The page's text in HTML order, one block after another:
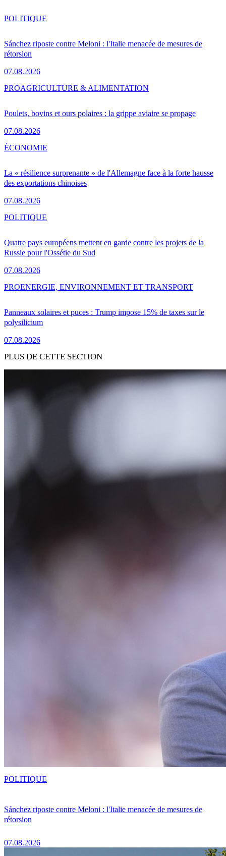
Sánchez riposte contre Meloni : l'Italie menacée de mesures de
rétorsion
07.08.2026
POLITIQUE
Poulets, bovins et ours polaires : la grippe aviaire se propage
07.08.2026
PROAGRICULTURE & ALIMENTATION
La « résilience surprenante » de l'Allemagne face à la forte hausse
des exportations chinoises
07.08.2026
ÉCONOMIE
Quatre pays européens mettent en garde contre les projets de la
Russie pour l'Ossétie du Sud
07.08.2026
POLITIQUE
Panneaux solaires et puces : Trump impose 15% de taxes sur le
polysilicium
07.08.2026
PROENERGIE, ENVIRONNEMENT ET TRANSPORT
PLUS DE CETTE SECTION
Sánchez riposte contre Meloni : l'Italie menacée de mesures de
rétorsion
07.08.2026
POLITIQUE